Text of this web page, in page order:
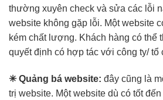
thường xuyên check và sửa các lỗi
website không gặp lỗi. Một website
kém chất lượng. Khách hàng có thể
quyết định có hợp tác với công ty/ tổ
✳ Quảng bá website: đây cũng là
trị website. Một website dù có tốt